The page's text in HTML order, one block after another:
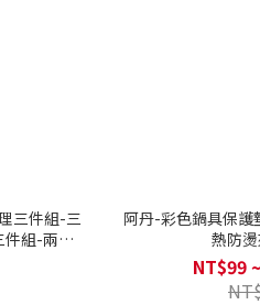
三件組-三
組-兩色/
麥粉)
阿丹-彩色鍋具保
熱防
NT$99